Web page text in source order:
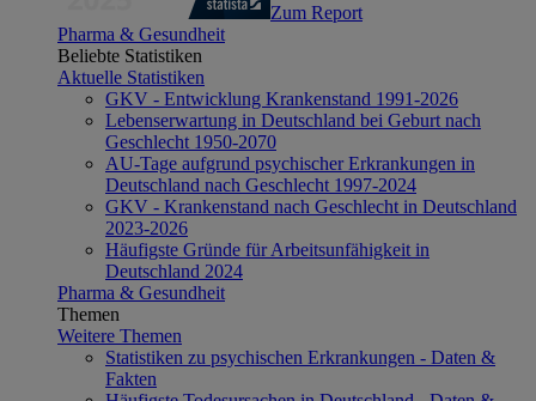
Zum Report
Pharma & Gesundheit
Beliebte Statistiken
Aktuelle Statistiken
GKV - Entwicklung Krankenstand 1991-2026
Lebenserwartung in Deutschland bei Geburt nach
Geschlecht 1950-2070
AU-Tage aufgrund psychischer Erkrankungen in
Deutschland nach Geschlecht 1997-2024
GKV - Krankenstand nach Geschlecht in Deutschland
2023-2026
Häufigste Gründe für Arbeitsunfähigkeit in
Deutschland 2024
Pharma & Gesundheit
Themen
Weitere Themen
Statistiken zu psychischen Erkrankungen - Daten &
Fakten